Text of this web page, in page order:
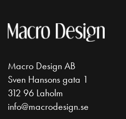
Macro Design AB
Sven Hansons gata 1
312 96 Laholm
info@macrodesign.se